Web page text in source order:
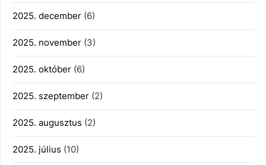
2025. december (6)
2025. november (3)
2025. október (6)
2025. szeptember (2)
2025. augusztus (2)
2025. július (10)